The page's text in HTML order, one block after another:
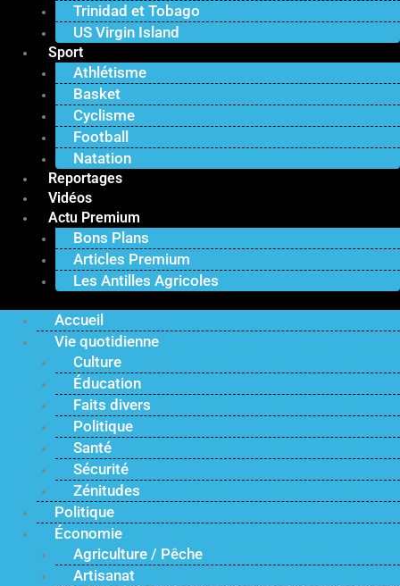
Trinidad et Tobago
US Virgin Island
Sport
Athlétisme
Basket
Cyclisme
Football
Natation
Reportages
Vidéos
Actu Premium
Bons Plans
Articles Premium
Les Antilles Agricoles
Accueil
Vie quotidienne
Culture
Éducation
Faits divers
Politique
Santé
Sécurité
Zénitudes
Politique
Économie
Agriculture / Pêche
Artisanat